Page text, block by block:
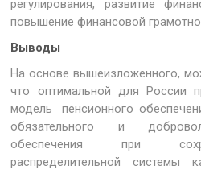
регулирования, развитие
повышение финансовой
Выводы
На основе вышеизложенного,
что оптимальной для России
модель пенсионного
обязательного и
обеспечения при
распределительной системы